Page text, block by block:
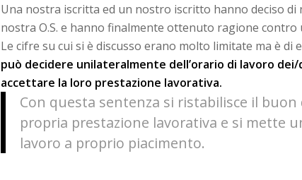
Una nostra iscritta ed un nostro iscritto hanno deciso
nostra O.S. e hanno finalmente ottenuto ragione
Le cifre su cui si è discusso erano molto limitate ma è
può decidere unilateralmente dell’orario di lavoro
accettare la loro prestazione lavorativa.
Con questa sentenza si ristabilisce il
propria prestazione lavorativa e si mette
lavoro a proprio piacimento.